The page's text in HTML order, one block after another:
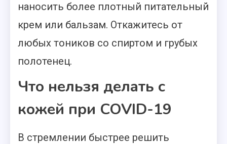
наносить более плотный питательный
крем или бальзам. Откажитесь от
любых тоников со спиртом и грубых
полотенец.
Что нельзя делать с
кожей при COVID-19
В стремлении быстрее решить